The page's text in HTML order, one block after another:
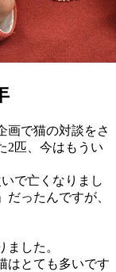
で猫の対談をさ
2匹、今はもうい
で亡くなりまし
ったんですが、
した。
はとても多いです